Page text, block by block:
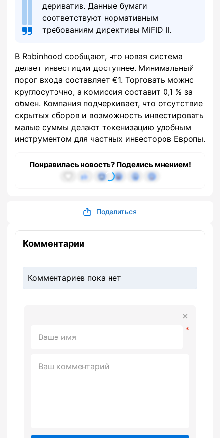
дериватив. Данные бумаги
соответствуют нормативным
требованиям директивы MiFID II.
В Robinhood сообщают, что новая система
делает инвестиции доступнее. Минимальный
порог входа составляет €1. Торговать можно
круглосуточно, а комиссия составит 0,1 % за
обмен. Компания подчеркивает, что отсутствие
скрытых сборов и возможность инвестировать
малые суммы делают токенизацию удобным
инструментом для частных инвесторов Европы.
Понравилась новость? Поделись мнением!
Поделиться
Комментарии
Комментариев пока нет